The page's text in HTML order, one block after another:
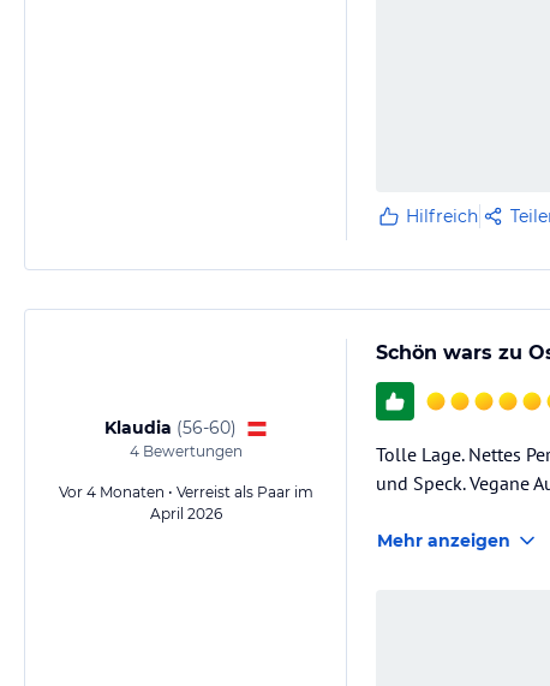
Hilfreich
Klaudia (56-60)
4 Bewertungen
Vor 4 Monaten • Verreist als Paar im
April 2026
Schön wars zu
Tolle Lage. Nettes
und Speck. Vegane
Mehr anzeigen